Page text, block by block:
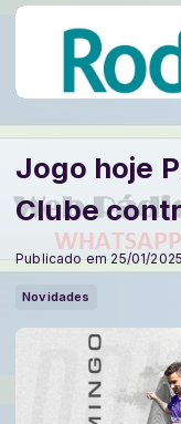
Jogo hoje
Clube
Publicado em 25/01/
Novidades